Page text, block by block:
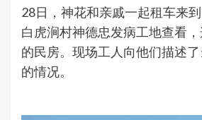
28日，神花和亲戚一起租车来
白虎涧村神德忠发病工地查看
的民房。现场工人向他们描述
的情况。